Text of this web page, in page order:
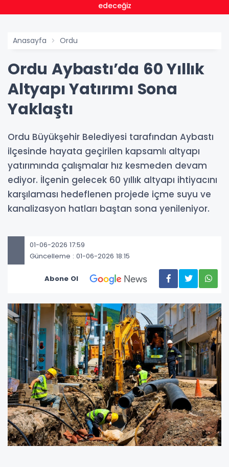
edeceğiz
Anasayfa Ordu
Ordu Aybastı’da 60 Yıllık
Altyapı Yatırımı Sona
Yaklaştı
Ordu Büyükşehir Belediyesi tarafından Aybastı
ilçesinde hayata geçirilen kapsamlı altyapı
yatırımında çalışmalar hız kesmeden devam
ediyor. İlçenin gelecek 60 yıllık altyapı ihtiyacını
karşılaması hedeflenen projede içme suyu ve
kanalizasyon hatları baştan sona yenileniyor.
01-06-2026 17:59
Güncelleme : 01-06-2026 18:15
Abone Ol